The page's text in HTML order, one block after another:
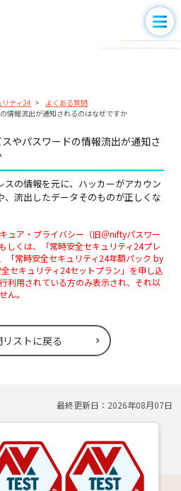
ティ24
よくある質問
情報流出が通知されるのはなぜですか
やパスワードの情報流出が通知さ
スの情報を元に、ハッカーがアカウン
、流出したデータそのものが正しくな
ュア・プライバシー（旧＠niftyパスワー
しくは、「常時安全セキュリティ24プレ
「常時安全セキュリティ24年額パック by
セキュリティ24セットプラン」を申し込
利用されている方のみ表示され、それ以
ん。
ストに戻る
最終更新日： 2026年08月07日